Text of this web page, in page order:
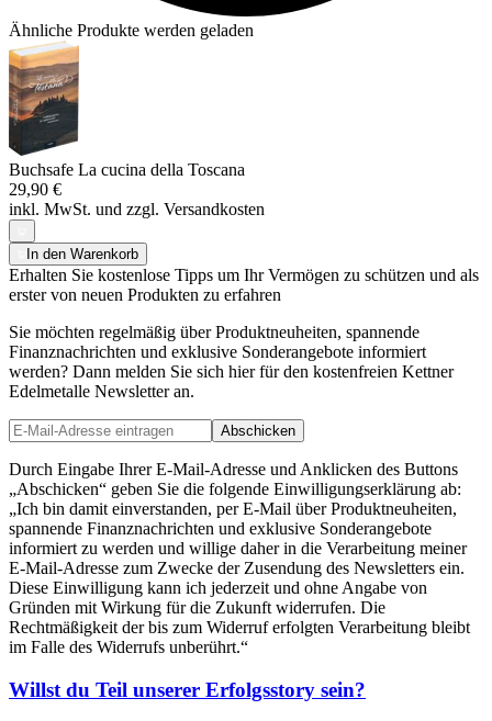
Ähnliche Produkte werden geladen
Buchsafe La cucina della Toscana
29,90 €
inkl. MwSt. und zzgl. Versandkosten
In den Warenkorb
Erhalten Sie kostenlose Tipps um Ihr Vermögen zu schützen und als
erster von neuen Produkten zu erfahren
Sie möchten regelmäßig über Produktneuheiten, spannende
Finanznachrichten und exklusive Sonderangebote informiert
werden? Dann melden Sie sich hier für den kostenfreien Kettner
Edelmetalle Newsletter an.
Abschicken
Durch Eingabe Ihrer E-Mail-Adresse und Anklicken des Buttons
„Abschicken“ geben Sie die folgende Einwilligungserklärung ab:
„Ich bin damit einverstanden, per E-Mail über Produktneuheiten,
spannende Finanznachrichten und exklusive Sonderangebote
informiert zu werden und willige daher in die Verarbeitung meiner
E-Mail-Adresse zum Zwecke der Zusendung des Newsletters ein.
Diese Einwilligung kann ich jederzeit und ohne Angabe von
Gründen mit Wirkung für die Zukunft widerrufen. Die
Rechtmäßigkeit der bis zum Widerruf erfolgten Verarbeitung bleibt
im Falle des Widerrufs unberührt.“
Willst du Teil unserer Erfolgsstory sein?